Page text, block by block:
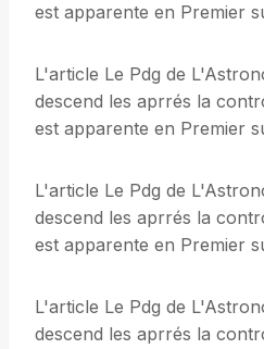
est apparente en Premier
L'article Le Pdg de
descend les aprrés la
est apparente en Premier
L'article Le Pdg de
descend les aprrés la
est apparente en Premier
L'article Le Pdg de
descend les aprrés la